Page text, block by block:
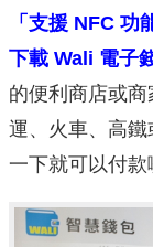
「支援 NFC 功
下載 Wali 電子
的便利商店或
運、火車、高
一下就可以付款